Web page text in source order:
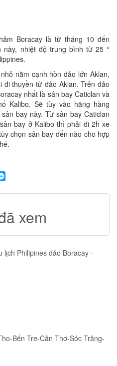
Boracay là từ tháng 10 đến
này, nhiệt độ trung bình từ 25 °
nằm cạnh hòn đảo lớn Aklan,
thuyền từ đảo Aklan. Trên đảo
nhất là sân bay Caticlan và
Kalibo. Sẽ tùy vào hãng hàng
bay này. Từ sân bay Caticlan
bay ở Kalibo thì phải đi 2h xe
chọn sân bay đến nào cho hợp
xem
Philipines đảo Boracay -
Bến Tre-Cần Thơ-Sóc Trăng-